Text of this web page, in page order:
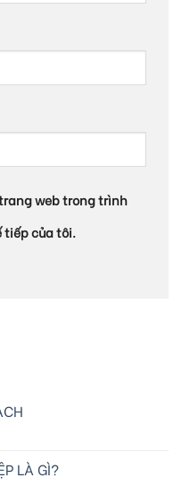
web trong trình
tiếp của tôi.
LÀ GÌ?